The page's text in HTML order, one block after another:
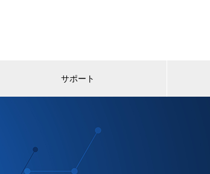
サポート